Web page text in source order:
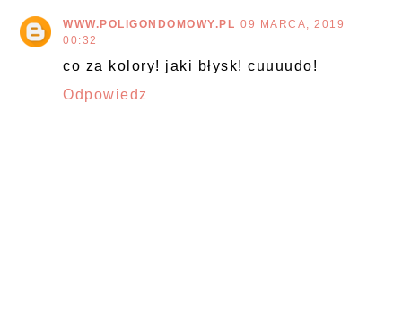
WWW.POLIGONDOMOWY.PL 09 MARCA, 2019
00:32
co za kolory! jaki błysk! cuuuudo!
Odpowiedz